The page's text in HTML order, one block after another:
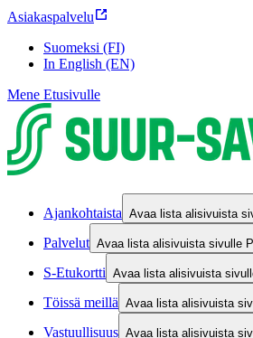
Asiakaspalvelu
Suomeksi (FI)
In English (EN)
Mene Etusivulle
Ajankohtaista Avaa lista alisivuista
Palvelut Avaa lista alisivuista sivulle
S-Etukortti Avaa lista alisivuista
Töissä meillä Avaa lista alisivuista
Vastuullisuus Avaa lista alisivuista